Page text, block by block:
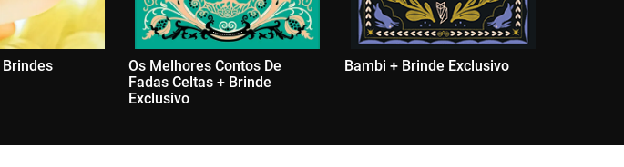
Os Melhores Contos De
Fadas Celtas + Brinde
Exclusivo
Bambi + Brinde Exclusivo